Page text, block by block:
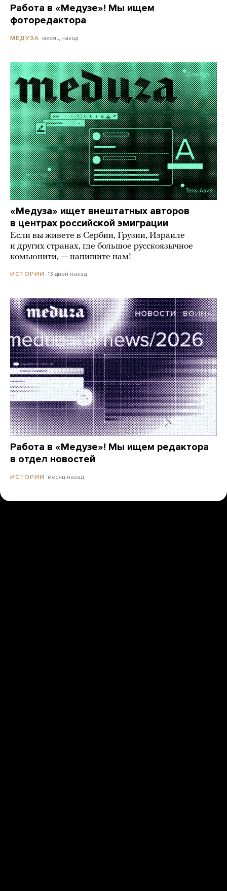
Работа в «Медузе»! Мы ищем
фоторедактора
МЕДУЗА месяц назад
«Медуза» ищет внештатных авторов
в центрах российской эмиграции
Если вы живете в Сербии, Грузии, Израиле
и других странах, где большое русскоязычное
комьюнити, — напишите нам!
ИСТОРИИ 13 дней назад
Работа в «Медузе»! Мы ищем редактора
в отдел новостей
ИСТОРИИ месяц назад